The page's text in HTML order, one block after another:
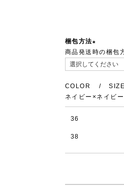
梱包方法
(必
須)
商品発送時の梱包
COLOR
SIZE
ネイビー×ネイビ
36
38